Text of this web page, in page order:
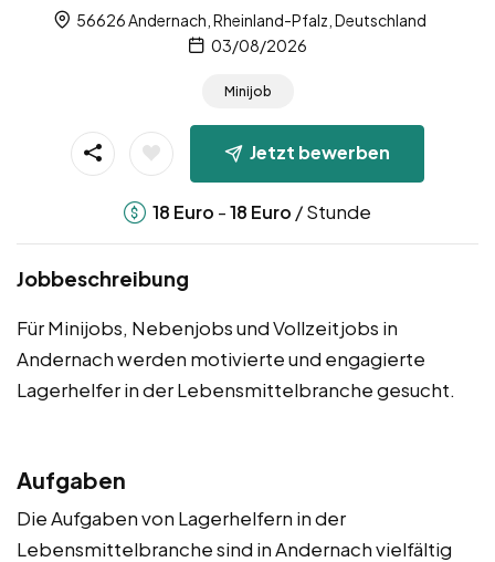
56626 Andernach, Rheinland-Pfalz, Deutschland
03/08/2026
Minijob
Jetzt bewerben
18 Euro -18 Euro / Stunde
Jobbeschreibung
Für Minijobs, Nebenjobs und Vollzeitjobs in
Andernach werden motivierte und engagierte
Lagerhelfer in der Lebensmittelbranche gesucht.
Aufgaben
Die Aufgaben von Lagerhelfern in der
Lebensmittelbranche sind in Andernach vielfältig